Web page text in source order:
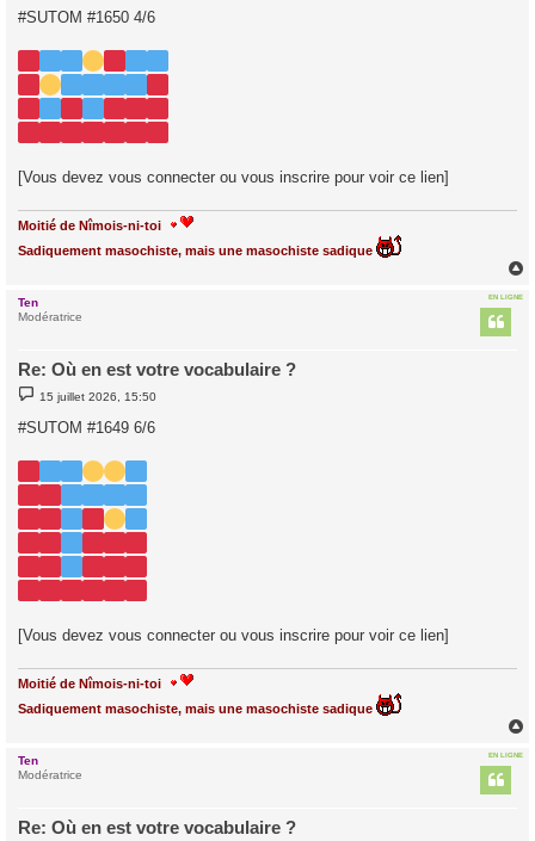
s
s
g
e
#SUTOM #1650 4/6
[Vous devez vous connecter ou vous inscrire pour voir ce lien]
Moitié de Nîmois-ni-toi
Sadiquement masochiste, mais une masochiste sadique
EN LIGNE
Ten
Modératrice
Re: Où en est votre vocabulaire ?
M
s
s
g
e
15 juillet 2026, 15:50
#SUTOM #1649 6/6
[Vous devez vous connecter ou vous inscrire pour voir ce lien]
Moitié de Nîmois-ni-toi
Sadiquement masochiste, mais une masochiste sadique
EN LIGNE
Ten
Modératrice
Re: Où en est votre vocabulaire ?